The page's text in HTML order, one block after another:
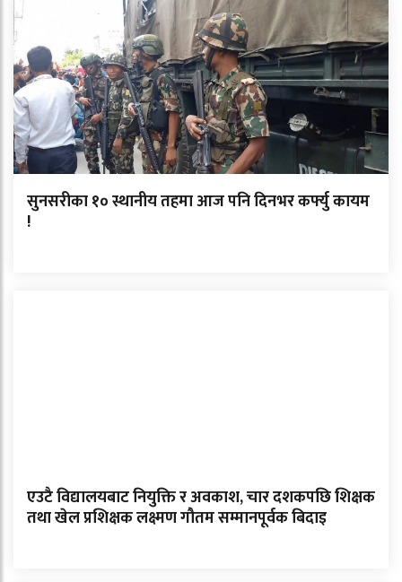
सुनसरीका १० स्थानीय तहमा आज पनि दिनभर कर्फ्यु कायम
!
एउटै विद्यालयबाट नियुक्ति र अवकाश, चार दशकपछि शिक्षक
तथा खेल प्रशिक्षक लक्ष्मण गौतम सम्मानपूर्वक बिदाइ